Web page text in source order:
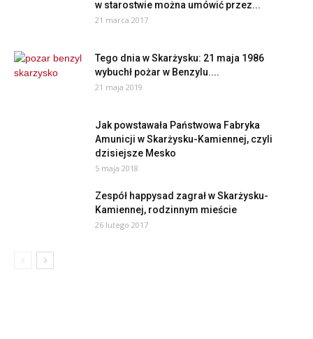
w starostwie można umówić przez...
21 marca 2017
Tego dnia w Skarżysku: 21 maja 1986
wybuchł pożar w Benzylu....
21 maja 2019
Jak powstawała Państwowa Fabryka
Amunicji w Skarżysku-Kamiennej, czyli
dzisiejsze Mesko
5 maja 2018
Zespół happysad zagrał w Skarżysku-
Kamiennej, rodzinnym mieście
26 lutego 2017